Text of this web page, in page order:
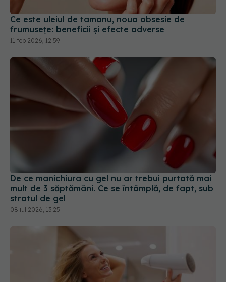
11 feb 2026, 12:59
De ce manichiura cu gel nu ar trebui purtată mai
mult de 3 săptămâni. Ce se întâmplă, de fapt, sub
08 iul 2026, 13:25